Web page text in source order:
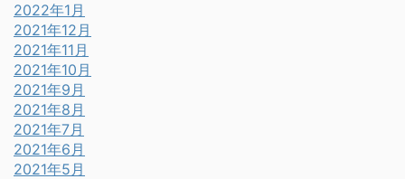
2022年1月
2021年12月
2021年11月
2021年10月
2021年9月
2021年8月
2021年7月
2021年6月
2021年5月